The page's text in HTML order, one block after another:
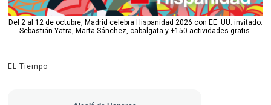
Del 2 al 12 de octubre, Madrid celebra Hispanidad 2026 con EE. UU. invitado:
Sebastián Yatra, Marta Sánchez, cabalgata y +150 actividades gratis.
EL Tiempo